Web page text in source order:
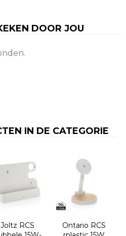
DOOR JOU
IN DE CATEGORIE
Joltz RCS
Ontario RCS